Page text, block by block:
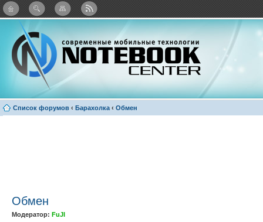
Каталог виджетов
Список форумов ‹ Барахолка ‹ Обмен
Обмен
Модератор: FuJI